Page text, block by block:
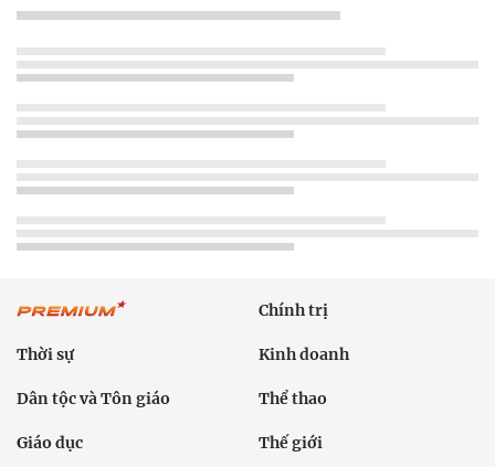
Chính trị
Thời sự Kinh doanh
Dân tộc và Tôn giáo Thể thao
Giáo dục Thế giới